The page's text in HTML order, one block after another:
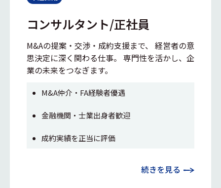
コンサルタント/正社員
M&Aの提案・交渉・成約支援まで、 経営者の意
思決定に深く関わる仕事。 専門性を活かし、企
業の未来をつなぎます。
M&A仲介・FA経験者優遇
金融機関・士業出身者歓迎
成約実績を正当に評価
続きを見る